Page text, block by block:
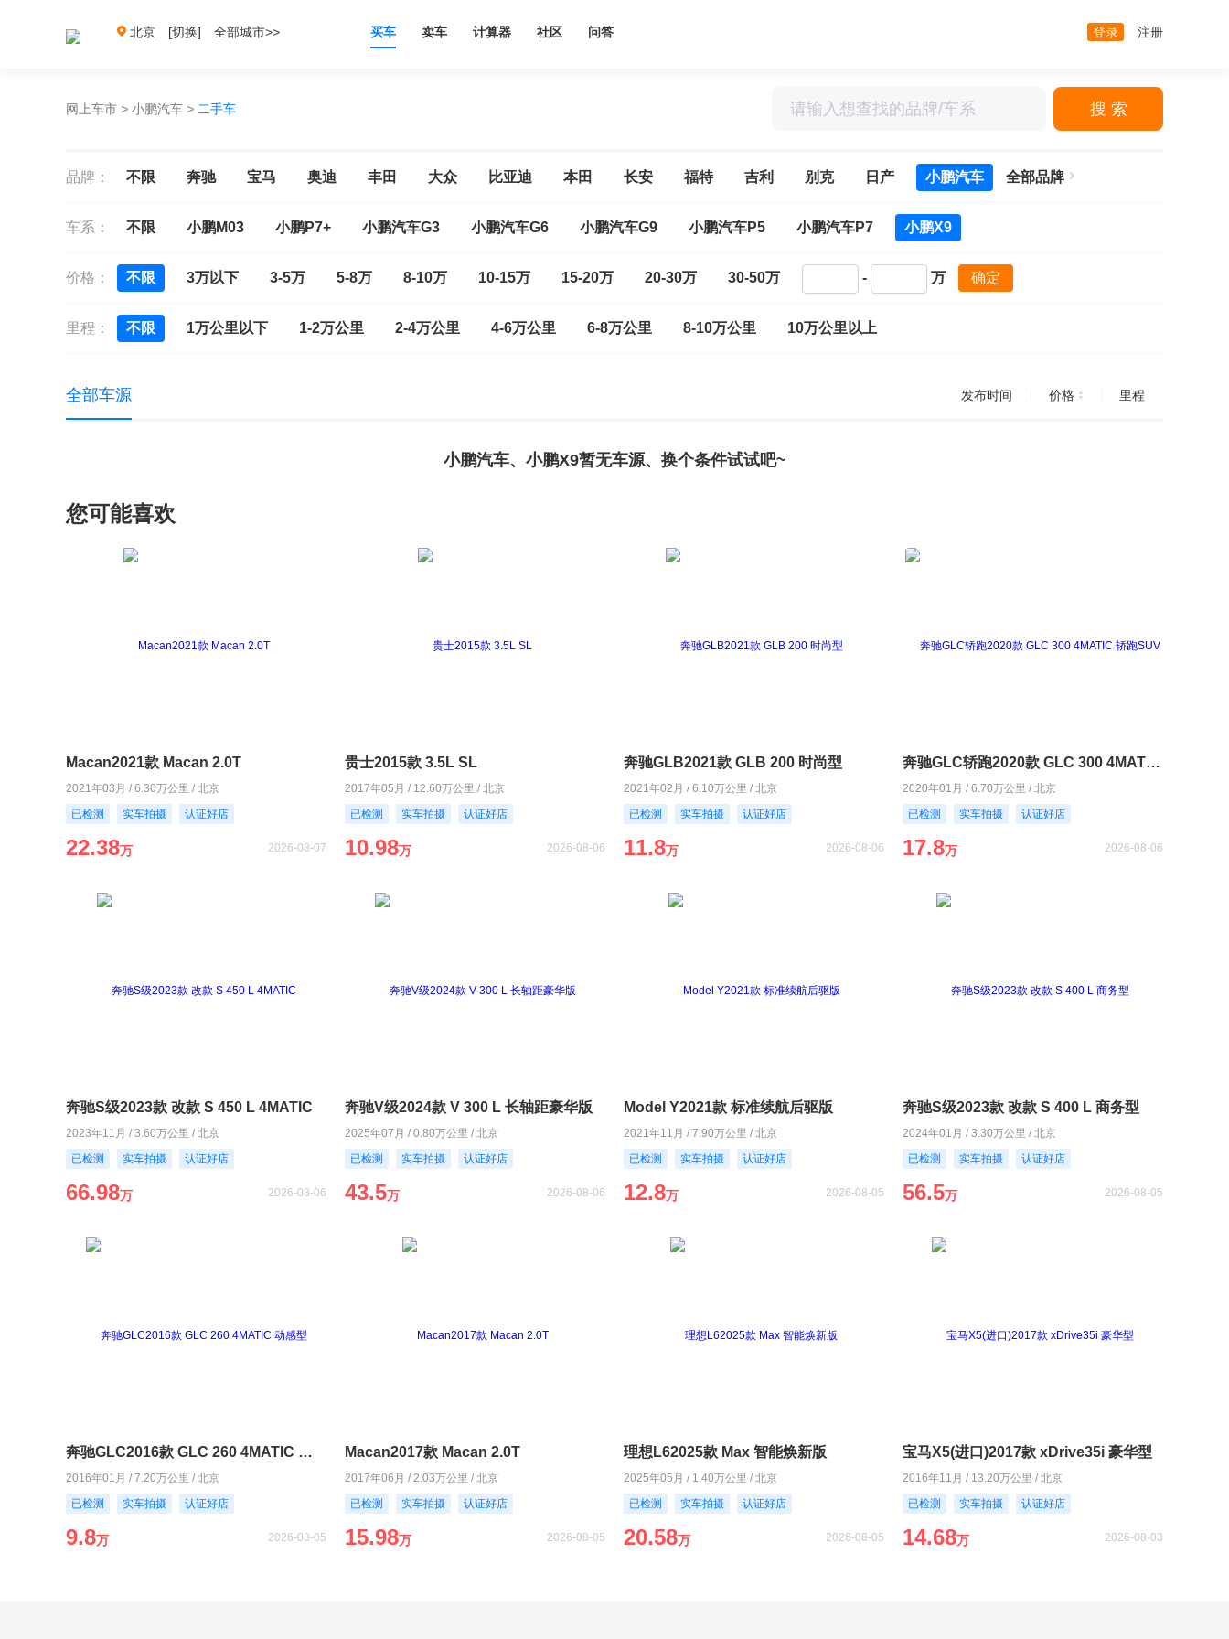
北京 [切换] 全部城市>> 买车 卖车 计算器 社区 问答 登录 注册
网上车市 > 小鹏汽车 > 二手车 搜 索
品牌： 不限 奔驰 宝马 奥迪 丰田 大众 比亚迪 本田 长安 福特 吉利 别克 日产 小鹏汽车 全部品牌
车系： 不限 小鹏M03 小鹏P7+ 小鹏汽车G3 小鹏汽车G6 小鹏汽车G9 小鹏汽车P5 小鹏汽车P7 小鹏X9
价格： 不限 3万以下 3-5万 5-8万 8-10万 10-15万 15-20万 20-30万 30-50万 - 万 确定
里程： 不限 1万公里以下 1-2万公里 2-4万公里 4-6万公里 6-8万公里 8-10万公里 10万公里以上
全部车源 发布时间 价格 里程
小鹏汽车、小鹏X9暂无车源、换个条件试试吧~
您可能喜欢
Macan2021款 Macan 2.0T
2021年03月 / 6.30万公里 / 北京
已检测
实车拍摄 认证好店
22.38万 2026-08-07
贵士2015款 3.5L SL
2017年05月 / 12.60万公里 / 北京
已检测
实车拍摄 认证好店
10.98万 2026-08-06
奔驰GLB2021款 GLB 200 时尚型
2021年02月 / 6.10万公里 / 北京
已检测
实车拍摄 认证好店
11.8万 2026-08-06
奔驰GLC轿跑2020款 GLC 300 4MATIC 轿跑SUV
2020年01月 / 6.70万公里 / 北京
已检测
实车拍摄 认证好店
17.8万 2026-08-06
奔驰S级2023款 改款 S 450 L 4MATIC
2023年11月 / 3.60万公里 / 北京
已检测
实车拍摄 认证好店
66.98万 2026-08-06
奔驰V级2024款 V 300 L 长轴距豪华版
2025年07月 / 0.80万公里 / 北京
已检测
实车拍摄 认证好店
43.5万 2026-08-06
Model Y2021款 标准续航后驱版
2021年11月 / 7.90万公里 / 北京
已检测
实车拍摄 认证好店
12.8万 2026-08-05
奔驰S级2023款 改款 S 400 L 商务型
2024年01月 / 3.30万公里 / 北京
已检测
实车拍摄 认证好店
56.5万 2026-08-05
奔驰GLC2016款 GLC 260 4MATIC 动感型
2016年01月 / 7.20万公里 / 北京
已检测
实车拍摄 认证好店
9.8万 2026-08-05
Macan2017款 Macan 2.0T
2017年06月 / 2.03万公里 / 北京
已检测
实车拍摄 认证好店
15.98万 2026-08-05
理想L62025款 Max 智能焕新版
2025年05月 / 1.40万公里 / 北京
已检测
实车拍摄 认证好店
20.58万 2026-08-05
宝马X5(进口)2017款 xDrive35i 豪华型
2016年11月 / 13.20万公里 / 北京
已检测
实车拍摄 认证好店
14.68万 2026-08-03